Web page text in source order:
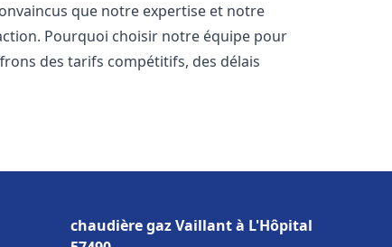
que notre expertise et notre
Pourquoi choisir notre équipe pour
des tarifs compétitifs, des délais
chaudière gaz Vaillant à L'Hôpital